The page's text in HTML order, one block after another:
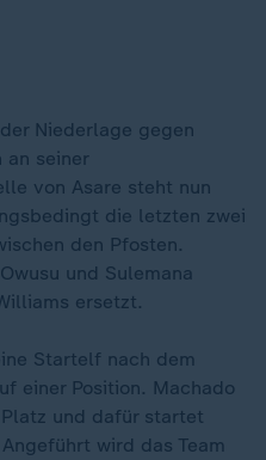
Niederlage gegen
an seiner
von Asare steht nun
die letzten zwei
den Pfosten.
und Sulemana
ersetzt.
Startelf nach dem
einer Position. Machado
und dafür startet
wird das Team